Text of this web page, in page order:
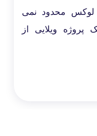
لوکس محدود نمی
ویلایی از